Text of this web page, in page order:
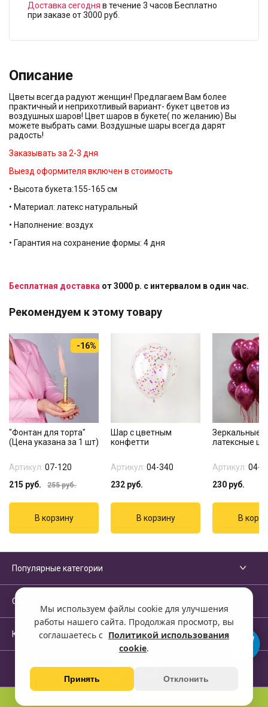
Мы используем файлы cookie для улучшения
работы нашего сайта. Продолжая просмотр, вы
соглашаетесь с Политикой использования
cookie.
Принять Отклонить
Доставка сегодня в течение 3 часов Бесплатно
при заказе от 3000 руб.
Описание
Цветы всегда радуют женщин! Предлагаем Вам более
практичный и неприхотливый вариант- букет цветов из
воздушных шаров! Цвет шаров в букете( по желанию) Вы
можете выбрать сами. Воздушные шары всегда дарят
радость!
Заказывать за 2-3 дня
Выезд оформителя включен в стоимость
• Высота букета:155-165 см
• Материал: латекс натуральный
• Наполнение: воздух
• Гарантия на сохранение формы: 4 дня
Бесплатная доставка от 3000 р. с интервалом в один час.
Рекомендуем к этому товару
-16%
"Фонтан для торта"
(Цена указана за 1 шт)
Артикул: 07-120
215 руб. 255руб.
Шар с цветным
конфетти
Артикул: 04-340
232 руб.
Зеркальные
латексные
Артикул: 04-
230 руб.
Популярные категории
Сервисы и помощь
Компания